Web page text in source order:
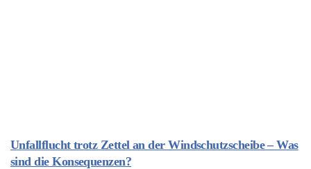
Unfallflucht trotz Zettel an der Windschutzscheibe – Was
sind die Konsequenzen?